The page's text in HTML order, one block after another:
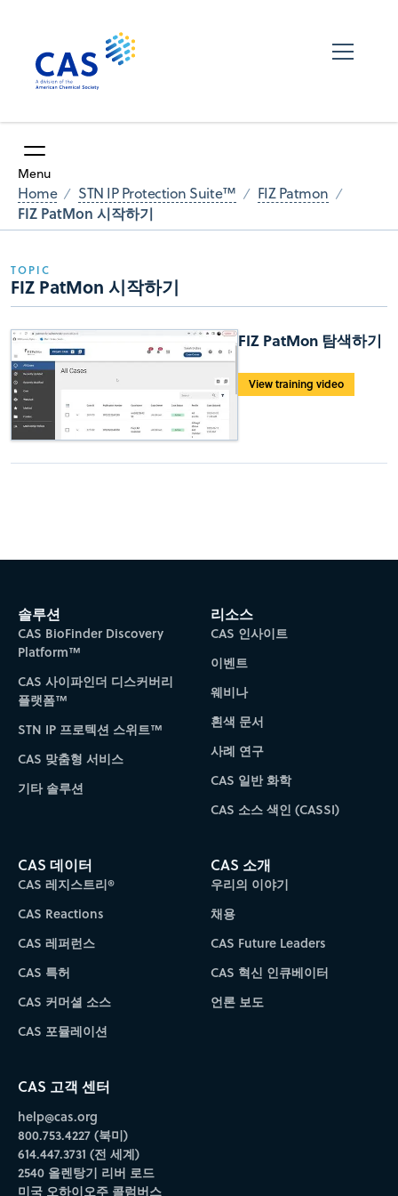
Menu
Home STN IP Protection Suite™ FIZ Patmon
FIZ PatMon 시작하기
TOPIC
FIZ PatMon 시작하기
FIZ PatMon 탐색하기
View training video
솔루션
CAS BioFinder Discovery
Platform™
CAS 사이파인더 디스커버리
플랫폼™
STN IP 프로텍션 스위트™
CAS 맞춤형 서비스
기타 솔루션
리소스
CAS 인사이트
이벤트
웨비나
흰색 문서
사례 연구
CAS 일반 화학
CAS 소스 색인 (CASSI)
CAS 데이터
CAS 레지스트리®
CAS Reactions
CAS 레퍼런스
CAS 특허
CAS 커머셜 소스
CAS 포뮬레이션
CAS 소개
우리의 이야기
채용
CAS Future Leaders
CAS 혁신 인큐베이터
언론 보도
CAS 고객 센터
help@cas.org
800.753.4227 (북미)
614.447.3731 (전 세계)
2540 올렌탕기 리버 로드
미국 오하이오주 콜럼버스